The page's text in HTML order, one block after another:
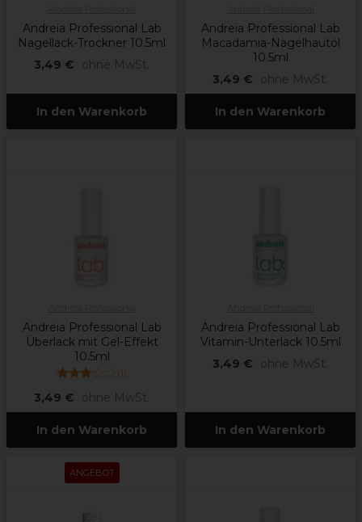
Andreia Professional Lab
Nagellack-Trockner 10.5ml
3,49 €
ohne MwSt.
In den Warenkorb
Andreia Professional Lab
Macadamia-Nagelhautöl
10.5ml
3,49 €
ohne MwSt.
In den Warenkorb
Andreia Professional Lab
Überlack mit Gel-Effekt
10.5ml
(1)
3,49 € ohne MwSt.
In den Warenkorb
Andreia Professional Lab
Vitamin-Unterlack 10.5ml
3,49 €
ohne MwSt.
In den Warenkorb
ANGEBOT